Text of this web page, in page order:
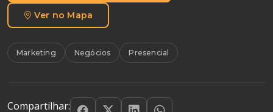
Ver no Mapa
Marketing Negócios Presencial
Compartilhar: